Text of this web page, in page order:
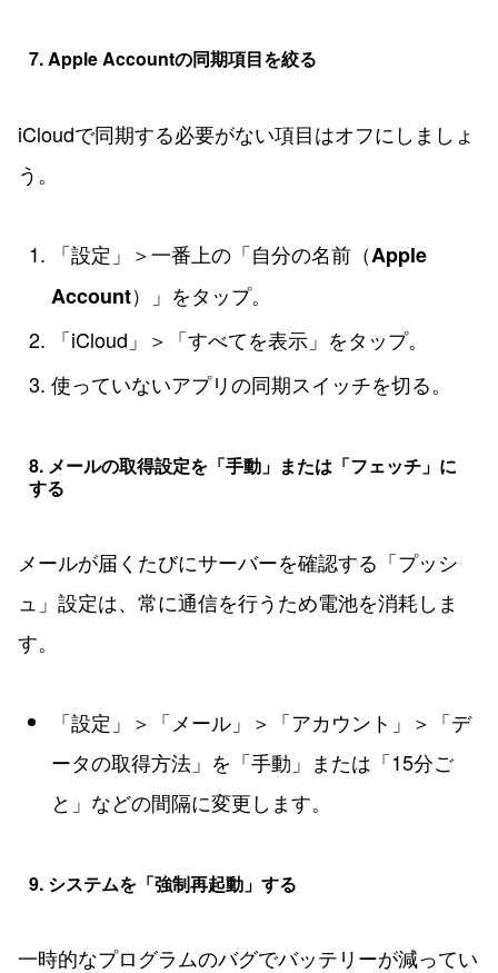
7. Apple Accountの同期項目を絞る
iCloudで同期する必要がない項目はオフにしましょ
う。
「設定」＞一番上の「自分の名前（Apple
Account）」をタップ。
「iCloud」＞「すべてを表示」をタップ。
使っていないアプリの同期スイッチを切る。
8. メールの取得設定を「手動」または「フェッチ」に
する
メールが届くたびにサーバーを確認する「プッシ
ュ」設定は、常に通信を行うため電池を消耗しま
す。
「設定」＞「メール」＞「アカウント」＞「デ
ータの取得方法」を「手動」または「15分ご
と」などの間隔に変更します。
9. システムを「強制再起動」する
一時的なプログラムのバグでバッテリーが減ってい